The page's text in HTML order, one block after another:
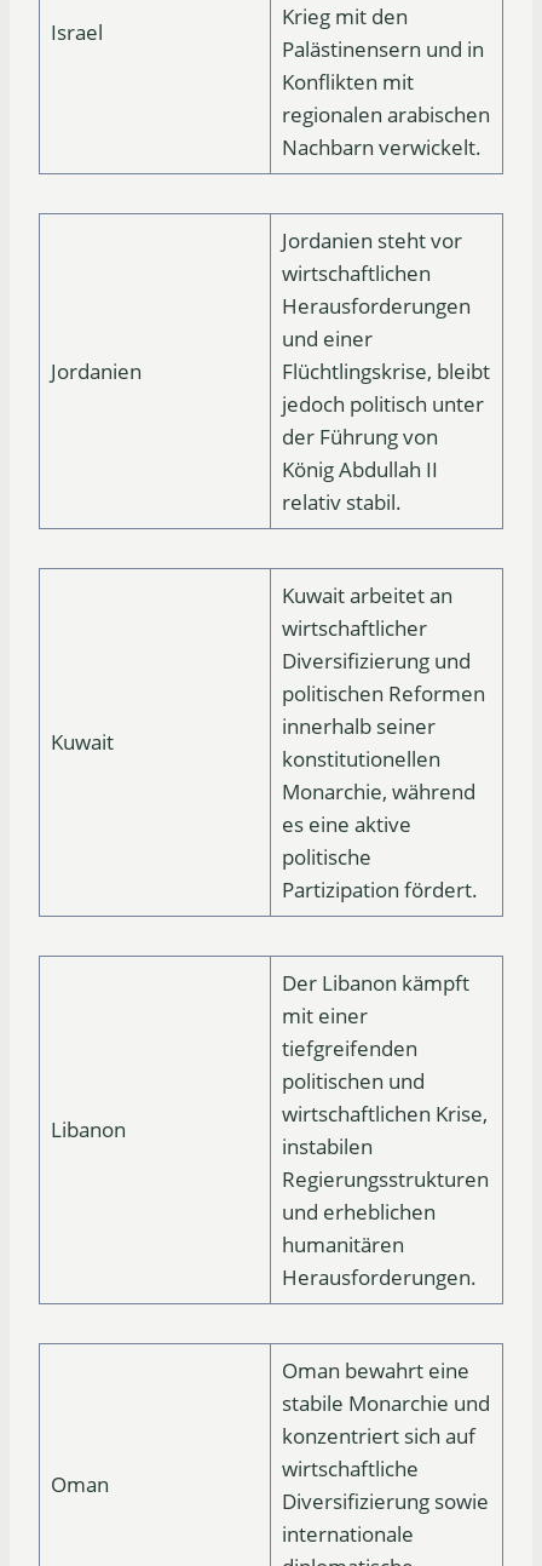
Israel
Krieg mit den
Palästinensern und in
Konflikten mit
regionalen arabischen
Nachbarn verwickelt.
Jordanien
Jordanien steht vor
wirtschaftlichen
Herausforderungen
und einer
Flüchtlingskrise, bleibt
jedoch politisch unter
der Führung von
König Abdullah II
relativ stabil.
Kuwait
Kuwait arbeitet an
wirtschaftlicher
Diversifizierung und
politischen Reformen
innerhalb seiner
konstitutionellen
Monarchie, während
es eine aktive
politische
Partizipation fördert.
Libanon
Der Libanon kämpft
mit einer
tiefgreifenden
politischen und
wirtschaftlichen Krise,
instabilen
Regierungsstrukturen
und erheblichen
humanitären
Herausforderungen.
Oman
Oman bewahrt eine
stabile Monarchie und
konzentriert sich auf
wirtschaftliche
Diversifizierung sowie
internationale